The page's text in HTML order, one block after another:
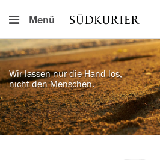
Menü
Wir lassen nur die Hand los,
nicht den Menschen.